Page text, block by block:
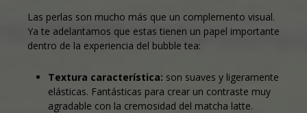
Las perlas son mucho más que un complemento visual.
Ya te adelantamos que estas tienen un papel importante
dentro de la experiencia del bubble tea:
Textura característica: son suaves y ligeramente
elásticas. Fantásticas para crear un contraste muy
agradable con la cremosidad del matcha latte.